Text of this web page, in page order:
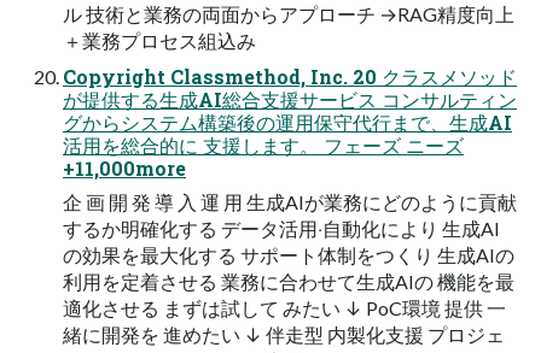
ル 技術と業務の両⾯からアプローチ →RAG精度向上
＋業務プロセス組込み
Copyright Classmethod, Inc. 20 クラスメソッド
が提供する⽣成AI総合⽀援サービス コンサルティン
グからシステム構築後の運⽤保守代⾏まで、⽣成AI
活⽤を総合的に ⽀援します。 フェーズ ニーズ
+11,000more
企 画 開 発 導 ⼊ 運 ⽤ ⽣成AIが業務にどのように貢献
するか明確化する データ活⽤‧⾃動化により ⽣成AI
の効果を最⼤化する サポート体制をつくり ⽣成AIの
利⽤を定着させる 業務に合わせて⽣成AIの 機能を最
適化させる まずは試して みたい ↓ PoC環境 提供 ⼀
緒に開発を 進めたい ↓ 伴⾛型 内製化⽀援 プロジェ